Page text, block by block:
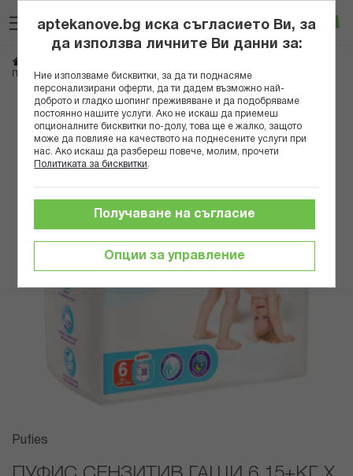
към
съдържанието
Вход
ПУФИС СЕНЗИТИВ ГАЩИ 6 15+КГ Х 38
Преминете
края
Преминете
началото
Pufies
aptekanove.bg иска съгласието Ви, за
да използва личните Ви данни за:
Ние използваме бисквитки, за да ти поднасяме
персонализирани оферти, да ти дадем възможно най-
доброто и гладко шопинг преживяване и да подобряваме
постоянно нашите услуги. Ако не искаш да приемеш
опционалните бисквитки по-долу, това ще е жалко, защото
може да повлияе на качеството на поднесените услуги при
нас. Ако искаш да разбереш повече, молим, прочети
Политиката за бисквитки
Опции за управление
Получаване на съгласие